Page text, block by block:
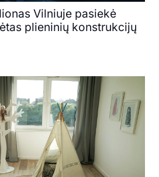
Vilniuje pasiekė
plieninių konstrukcijų